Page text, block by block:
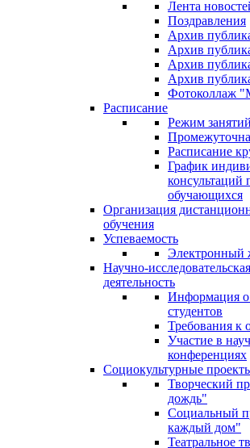
Лента
Поздравления
Архив
Архив
Архив
Архив
Фотоколлаж
Расписание
Режим
Расписание
График
консультаций
обучающихся
Организация
обучения
Успеваемость
Электронный
Научно-исследовательская
деятельность
Информация о
студентов
Требования
Участие в
конференциях
Социокультурные
Творческий
дождь"
Социальный
каждый дом"
Театральное